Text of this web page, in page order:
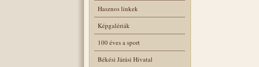
Hasznos linkek
Képgalériák
100 éves a sport
Békési Járási Hivatal